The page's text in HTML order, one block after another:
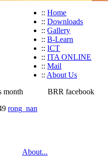
:: Home
:: Downloads
:: Gallery
:: B-Learn
:: ICT
:: ITA ONLINE
:: Mail
:: About Us
month
rong_nan
About...
BRR facebook